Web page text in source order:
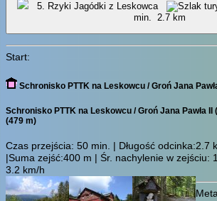
5. Rzyki Jagódki z Leskowca
min. 2.7 km
Start:
Schronisko PTTK na Leskowcu / Groń Jana
Schronisko PTTK na Leskowcu / Groń Jana Pawła II
(479 m)
Czas przejścia: 50 min.
| Długość odcinka:2.7
|Suma zejść:400 m | Śr. nachylenie w zejściu:
3.2 km/h